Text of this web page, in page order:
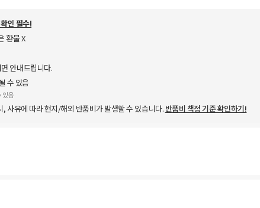
인 필수!
환불 X
안내드립니다.
수 있음
있음
사유에 따라 현지/해외 반품비가 발생할 수 있습니다. 반품비 책정 기준 확인하기!